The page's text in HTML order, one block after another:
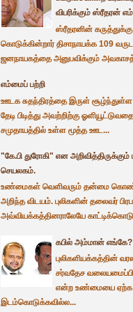
விபரிக்கும் ஸ்ரீதரன்
ஸ்ரீதரனின்
கொடுக்கின்றார் திசாநாயக்க 109
ஜனநாயகத்தை அனுபவிக்கும்
எம்மைப் பற்றி
ஊடக சுதந்திரத்தை இருள்
தேடி பிடித்து அவற்றிற்கு
சமுதாயத்தில் உள்ள மூத்த ஊட...
"கே.பி துரோகி" என
செயலகம்.
உண்மைகள் வெளிவரும் தன்மை
அறிந்த விடயம். புலிகளின் தலைவர்
அவ்வியக்கத்தினராலேயே
கபில் அம்மான்
புலிகளியக்கத்தின்
சர்வதேச
என்ற உண்மையை ஏற்க
இடம்கொடுக்கவில்ல...